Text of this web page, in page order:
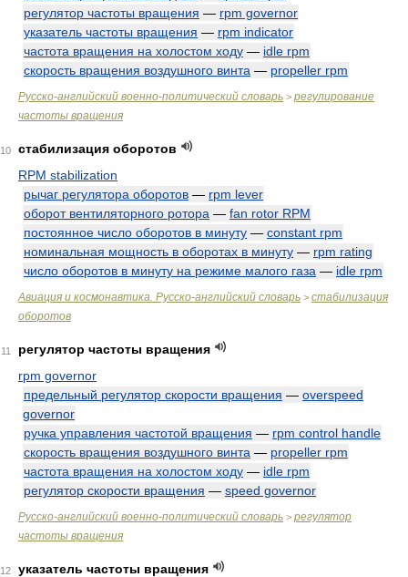
регулятор частоты вращения — rpm governor
указатель частоты вращения — rpm indicator
частота вращения на холостом ходу — idle rpm
скорость вращения воздушного винта — propeller rpm
Русско-английский военно-политический словарь > регулирование
частоты вращения
10
стабилизация оборотов
RPM stabilization
рычаг регулятора оборотов — rpm lever
оборот вентиляторного ротора — fan rotor RPM
постоянное число оборотов в минуту — constant rpm
номинальная мощность в оборотах в минуту — rpm rating
число оборотов в минуту на режиме малого газа — idle rpm
Авиация и космонавтика. Русско-английский словарь > стабилизация
оборотов
11
регулятор частоты вращения
rpm governor
предельный регулятор скорости вращения — overspeed
governor
ручка управления частотой вращения — rpm control handle
скорость вращения воздушного винта — propeller rpm
частота вращения на холостом ходу — idle rpm
регулятор скорости вращения — speed governor
Русско-английский военно-политический словарь > регулятор
частоты вращения
12
указатель частоты вращения